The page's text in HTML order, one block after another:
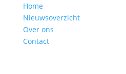
Home
Nieuwsoverzicht
Over ons
Contact